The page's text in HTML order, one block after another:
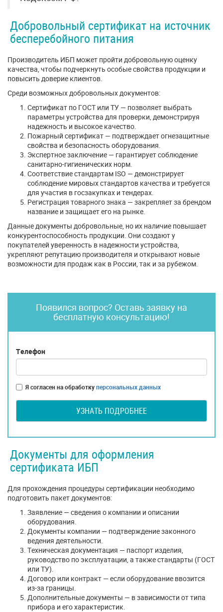
Добровольный сертификат на источник
бесперебойного питания
Производитель ИБП может пройти добровольную оценку
качества, чтобы подчеркнуть особые свойства продукции и
повысить доверие клиентов.
Среди возможных добровольных документов:
Сертификат по ГОСТ или ТУ — позволяет выбрать
параметры устройства для проверки, демонстрируя
надежность и высокое качество.
Пожарный сертификат — подтверждает огнезащитные
свойства и безопасность оборудования.
Экспертное заключение — гарантирует соблюдение
санитарно-гигиенических норм.
Соответствие стандартам ISO — демонстрирует
соблюдение мировых стандартов качества и требуется
для участия в госзакупках и тендерах.
Регистрация товарного знака — закрепляет за брендом
название и защищает его на рынке.
Данные документы добровольные, но их наличие повышает
конкурентоспособность продукции. Они создают у
покупателей уверенность в надежности устройства,
укрепляют репутацию производителя и открывают новые
возможности для продаж как в России, так и за рубежом.
Появился вопрос? Оставь заявку на
бесплатную консультацию!
Телефон
Я согласен на обработкуперсональных данных
УЗНАТЬ ПОДРОБНЕЕ
Документы для оформления
сертификата ИБП
Для прохождения процедуры сертификации необходимо
подготовить пакет документов:
Заявление — сведения о компании и описании
оборудования.
Документы компании — подтверждение законного
ведения деятельности.
Техническая документация — паспорт изделия,
руководство по эксплуатации, а также стандарты (ГОСТ
или ТУ).
Договор или контракт — если оборудование ввозится
из-за границы.
Дополнительные документы — в зависимости от типа
прибора и его характеристик.